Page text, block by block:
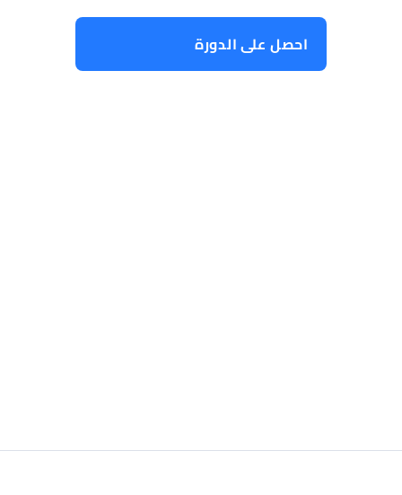
احصل على الدورة